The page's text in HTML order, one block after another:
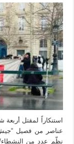
عناصر من فصيل “جيش
نظّم عدد من النشطاء/